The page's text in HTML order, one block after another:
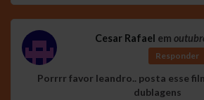
Cesar Rafael em
Responder
Porrrr favor leandro.. posta esse
dublagens